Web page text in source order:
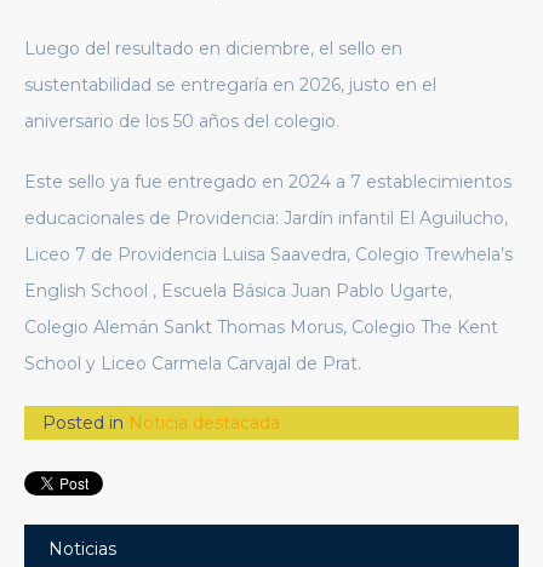
Luego del resultado en diciembre, el sello en
sustentabilidad se entregaría en 2026, justo en el
aniversario de los 50 años del colegio.
Este sello ya fue entregado en 2024 a 7 establecimientos
educacionales de Providencia: Jardín infantil El Aguilucho,
Liceo 7 de Providencia Luisa Saavedra, Colegio Trewhela’s
English School , Escuela Básica Juan Pablo Ugarte,
Colegio Alemán Sankt Thomas Morus, Colegio The Kent
School y Liceo Carmela Carvajal de Prat.
Posted in Noticia destacada
Noticias